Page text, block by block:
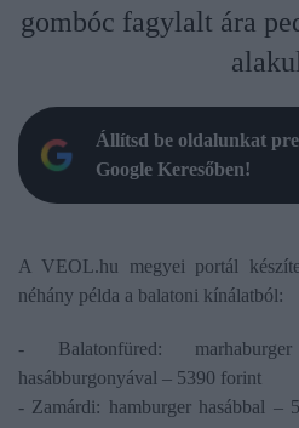
gombóc fagylalt ára
Állítsd be oldalunkat
Google Keresőben!
A VEOL.hu megyei portál
néhány példa a balatoni kínálatból:
- Balatonfüred:
hasábburgonyával – 5390 forint
- Zamárdi: hamburger hasábbal –